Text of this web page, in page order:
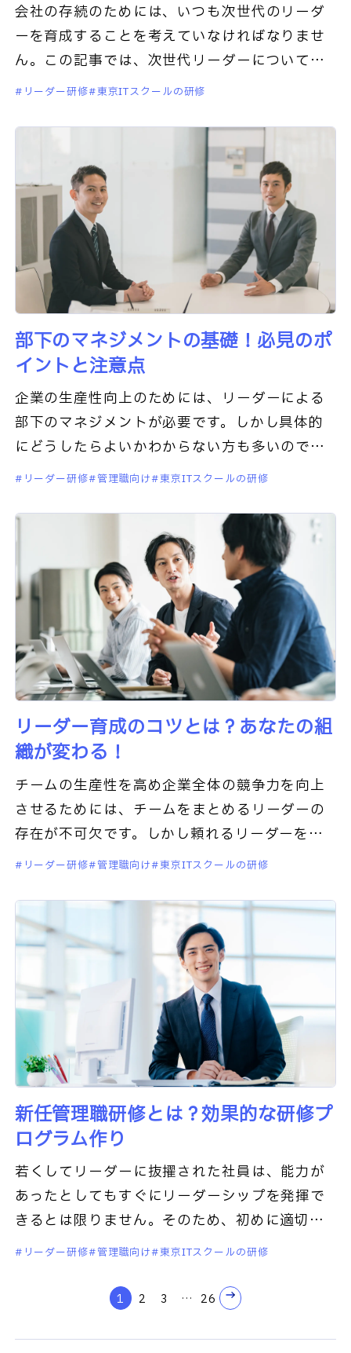
会社の存続のためには、いつも次世代のリーダ
ーを育成することを考えていなければなりませ
ん。この記事では、次世代リーダーについて解
説します。以下の点を具体的に説明していきま
リーダー研修 東京ITスクールの研修
部下のマネジメントの基礎！必見のポ
イントと注意点
企業の生産性向上のためには、リーダーによる
部下のマネジメントが必要です。しかし具体的
にどうしたらよいかわからない方も多いのでは
ないでしょうか。この記事では、部下のマネジ
リーダー研修 管理職向け 東京ITスクールの研修
リーダー育成のコツとは？あなたの組
織が変わる！
チームの生産性を高め企業全体の競争力を向上
させるためには、チームをまとめるリーダーの
存在が不可欠です。しかし頼れるリーダーを育
成するためにはどうしたらよいのでしょうか。
リーダー研修 管理職向け 東京ITスクールの研修
新任管理職研修とは？効果的な研修プ
ログラム作り
若くしてリーダーに抜擢された社員は、能力が
あったとしてもすぐにリーダーシップを発揮で
きるとは限りません。そのため、初めに適切な
教育を行うことが大切です。この記事では、新
リーダー研修 管理職向け 東京ITスクールの研修
1 2 3 … 26